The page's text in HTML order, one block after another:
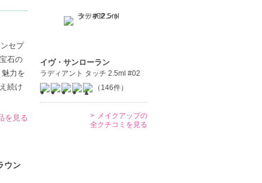
セプ
石の
力を
続け
を見る
ウン
イヴ・サンローラン
ラディアント タッチ 2.5ml #02
（146件）
メイクアップの
全クチコミを見る